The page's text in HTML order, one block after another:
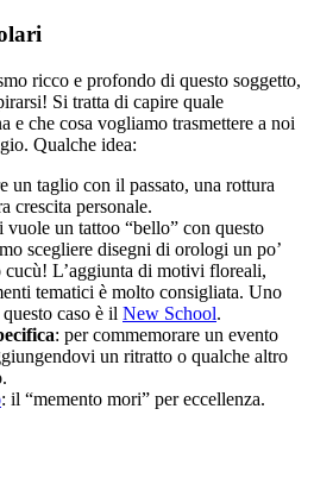
ricco e profondo di questo soggetto,
Si tratta di capire quale
e che cosa vogliamo trasmettere a noi
Qualche idea:
un taglio con il passato, una rottura
crescita personale.
vuole un tattoo “bello” con questo
scegliere disegni di orologi un po’
cucù! L’aggiunta di motivi floreali,
tematici è molto consigliata. Uno
caso è il New School.
: per commemorare un evento
un ritratto o qualche altro
: il “memento mori” per eccellenza.